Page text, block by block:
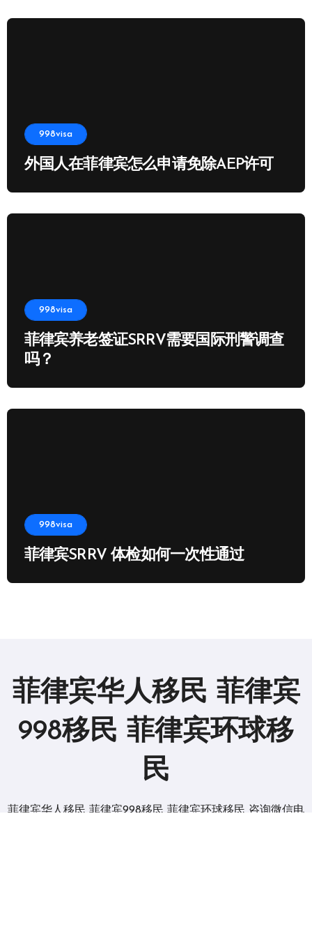
998visa
外国人在菲律宾怎么申请免除AEP许可
998visa
菲律宾养老签证SRRV需要国际刑警调查
吗？
998visa
菲律宾SRRV 体检如何一次性通过
菲律宾华人移民 菲律宾
998移民 菲律宾环球移
民
菲律宾华人移民 菲律宾998移民 菲律宾环球移民 咨询微信电